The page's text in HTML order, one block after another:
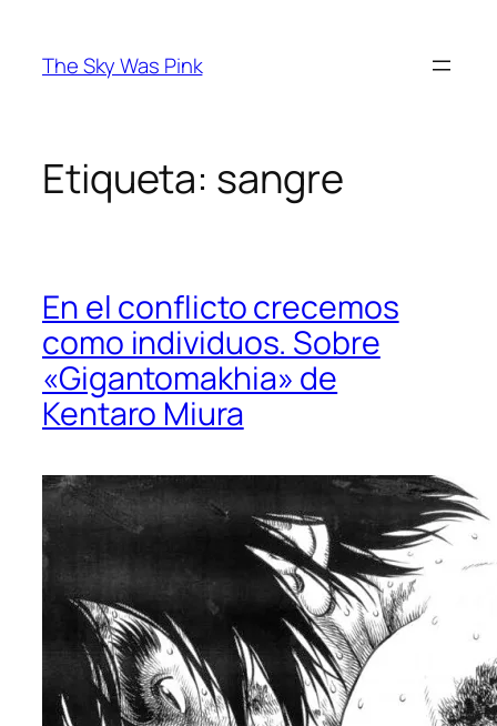
contenido
The Sky Was Pink
Etiqueta: sangre
En el conflicto crecemos
como individuos. Sobre
«Gigantomakhia» de
Kentaro Miura